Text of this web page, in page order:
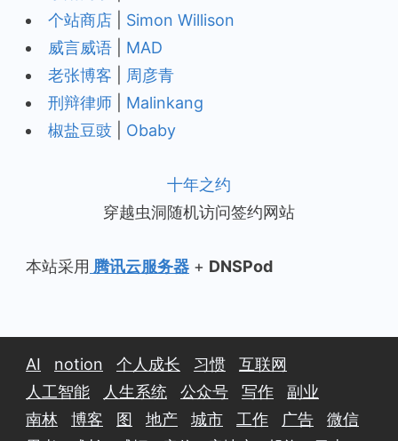
个站商店
Simon Willison
威言威语
MAD
老张博客
周彦青
刑辩律师
Malinkang
椒盐豆豉
Obaby
十年之约
穿越虫洞随机访问签约网站
本站采用 腾讯云服务器 + DNSPod
AI notion 个人成长 习惯
互联网
人工智能
人生系统 公众号 写作
副业
南林
博客 图 地产 城市 工作 广告
微信